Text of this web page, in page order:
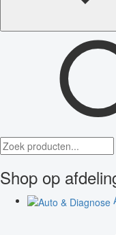
Shop op